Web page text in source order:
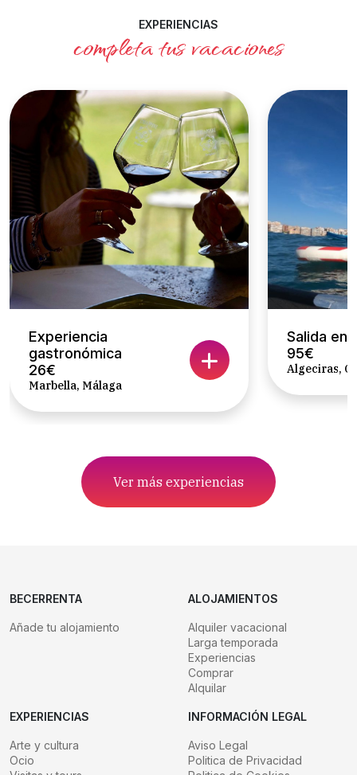
EXPERIENCIAS
completa tus vacaciones
Experiencia
gastronómica
26€
Marbella, Málaga
Salida en
95€
Algeciras,
Ver más experiencias
BECERRENTA
Añade tu alojamiento
ALOJAMIENTOS
Alquiler vacacional
Larga temporada
Experiencias
Comprar
Alquilar
EXPERIENCIAS
Arte y cultura
Ocio
INFORMACIÓN LEGAL
Aviso Legal
Politica de Privacidad